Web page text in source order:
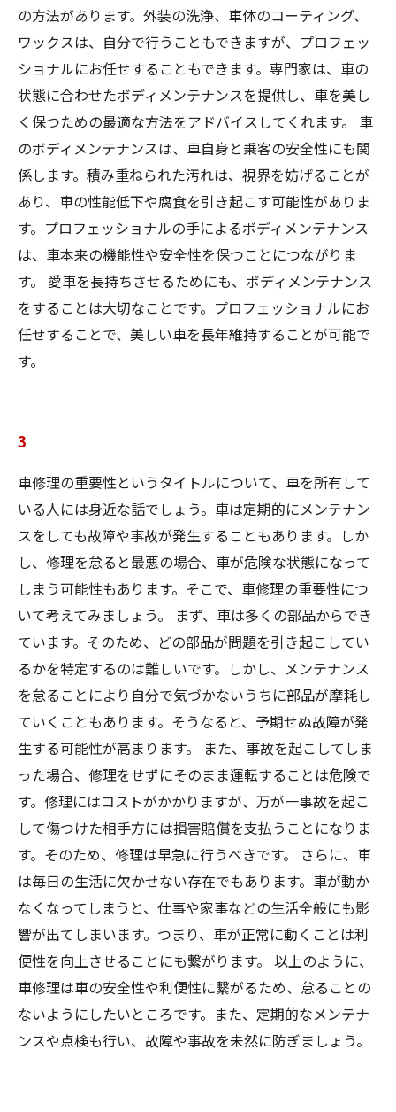
の方法があります。外装の洗浄、車体のコーティング、
ワックスは、自分で行うこともできますが、プロフェッ
ショナルにお任せすることもできます。専門家は、車の
状態に合わせたボディメンテナンスを提供し、車を美し
く保つための最適な方法をアドバイスしてくれます。 車
のボディメンテナンスは、車自身と乗客の安全性にも関
係します。積み重ねられた汚れは、視界を妨げることが
あり、車の性能低下や腐食を引き起こす可能性がありま
す。プロフェッショナルの手によるボディメンテナンス
は、車本来の機能性や安全性を保つことにつながりま
す。 愛車を長持ちさせるためにも、ボディメンテナンス
をすることは大切なことです。プロフェッショナルにお
任せすることで、美しい車を長年維持することが可能で
す。
3
車修理の重要性というタイトルについて、車を所有して
いる人には身近な話でしょう。車は定期的にメンテナン
スをしても故障や事故が発生することもあります。しか
し、修理を怠ると最悪の場合、車が危険な状態になって
しまう可能性もあります。そこで、車修理の重要性につ
いて考えてみましょう。 まず、車は多くの部品からでき
ています。そのため、どの部品が問題を引き起こしてい
るかを特定するのは難しいです。しかし、メンテナンス
を怠ることにより自分で気づかないうちに部品が摩耗し
ていくこともあります。そうなると、予期せぬ故障が発
生する可能性が高まります。 また、事故を起こしてしま
った場合、修理をせずにそのまま運転することは危険で
す。修理にはコストがかかりますが、万が一事故を起こ
して傷つけた相手方には損害賠償を支払うことになりま
す。そのため、修理は早急に行うべきです。 さらに、車
は毎日の生活に欠かせない存在でもあります。車が動か
なくなってしまうと、仕事や家事などの生活全般にも影
響が出てしまいます。つまり、車が正常に動くことは利
便性を向上させることにも繋がります。 以上のように、
車修理は車の安全性や利便性に繋がるため、怠ることの
ないようにしたいところです。また、定期的なメンテナ
ンスや点検も行い、故障や事故を未然に防ぎましょう。